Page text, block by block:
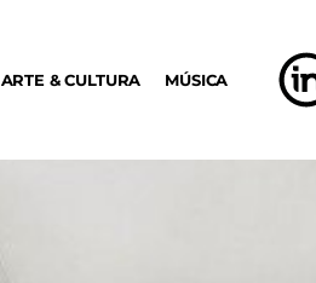
ARTE & CULTURA MÚSICA